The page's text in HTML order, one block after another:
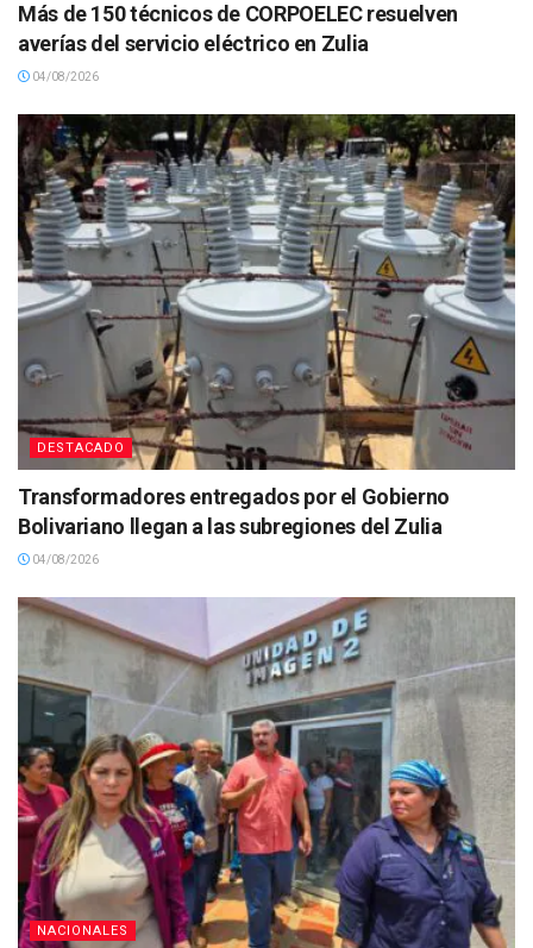
Más de 150 técnicos de CORPOELEC resuelven
averías del servicio eléctrico en Zulia
04/08/2026
DESTACADO
Transformadores entregados por el Gobierno
Bolivariano llegan a las subregiones del Zulia
04/08/2026
NACIONALES